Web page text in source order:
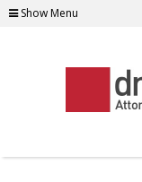
Show Menu